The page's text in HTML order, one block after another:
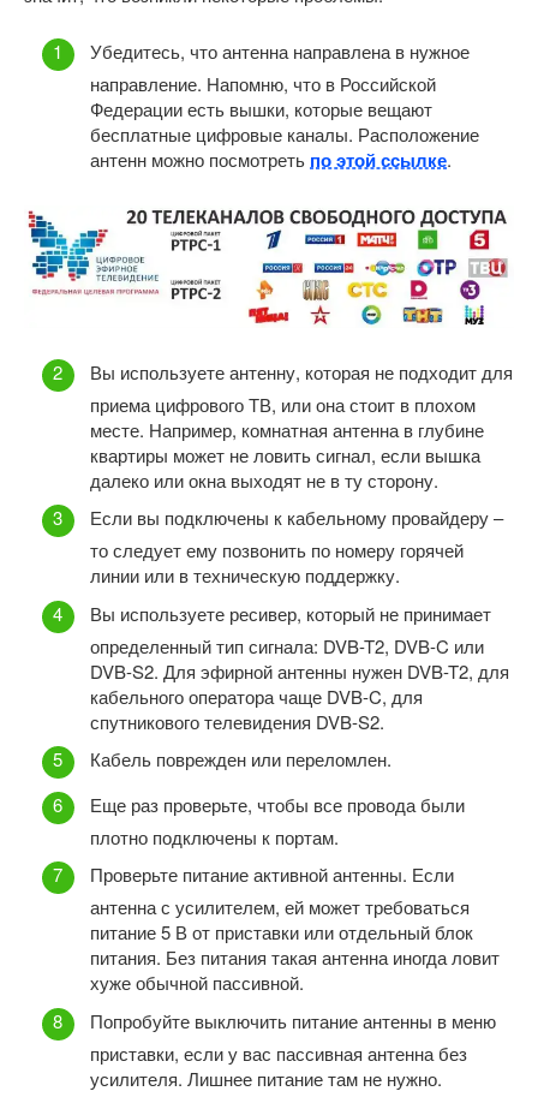
Убедитесь, что антенна направлена в нужное
направление. Напомню, что в Российской
Федерации есть вышки, которые вещают
бесплатные цифровые каналы. Расположение
антенн можно посмотреть по этой ссылке.
Вы используете антенну, которая не подходит для
приема цифрового ТВ, или она стоит в плохом
месте. Например, комнатная антенна в глубине
квартиры может не ловить сигнал, если вышка
далеко или окна выходят не в ту сторону.
Если вы подключены к кабельному провайдеру –
то следует ему позвонить по номеру горячей
линии или в техническую поддержку.
Вы используете ресивер, который не принимает
определенный тип сигнала: DVB-T2, DVB-C или
DVB-S2. Для эфирной антенны нужен DVB-T2, для
кабельного оператора чаще DVB-C, для
спутникового телевидения DVB-S2.
Кабель поврежден или переломлен.
Еще раз проверьте, чтобы все провода были
плотно подключены к портам.
Проверьте питание активной антенны. Если
антенна с усилителем, ей может требоваться
питание 5 В от приставки или отдельный блок
питания. Без питания такая антенна иногда ловит
хуже обычной пассивной.
Попробуйте выключить питание антенны в меню
приставки, если у вас пассивная антенна без
усилителя. Лишнее питание там не нужно.